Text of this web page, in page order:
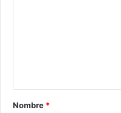
Nombre *